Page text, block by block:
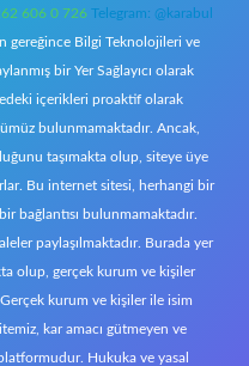
606 0 726 Telegram: @karabul
gereğince Bilgi Teknolojileri ve
bir Yer Sağlayıcı olarak
içerikleri proaktif olarak
bulunmamaktadır. Ancak,
taşımakta olup, siteye üye
Bu internet sitesi, herhangi bir
bağlantısı bulunmamaktadır.
paylaşılmaktadır. Burada yer
olup, gerçek kurum ve kişiler
Gerçek kurum ve kişiler ile isim
kar amacı gütmeyen ve
Hukuka ve yasal